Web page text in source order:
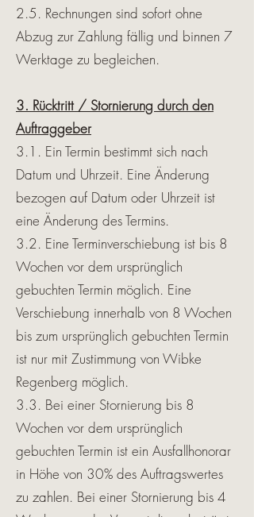
2.5. Rechnungen sind sofort ohne
Abzug zur Zahlung fällig und binnen 7
Werktage zu begleichen.
3. Rücktritt / Stornierung durch den
Auftraggeber
3.1. Ein Termin bestimmt sich nach
Datum und Uhrzeit. Eine Änderung
bezogen auf Datum oder Uhrzeit ist
eine Änderung des Termins.
3.2. Eine Terminverschiebung ist bis 8
Wochen vor dem ursprünglich
gebuchten Termin möglich. Eine
Verschiebung innerhalb von 8 Wochen
bis zum ursprünglich gebuchten Termin
ist nur mit Zustimmung von Wibke
Regenberg möglich.
3.3. Bei einer Stornierung bis 8
Wochen vor dem ursprünglich
gebuchten Termin ist ein Ausfallhonorar
in Höhe von 30% des Auftragswertes
zu zahlen. Bei einer Stornierung bis 4